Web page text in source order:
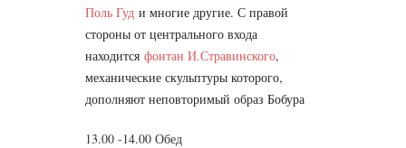
Поль Гуд и многие другие. С правой
стороны от центрального входа
находится фонтан И.Стравинского,
механические скульптуры которого,
дополняют неповторимый образ Бобура
13.00 -14.00 Обед